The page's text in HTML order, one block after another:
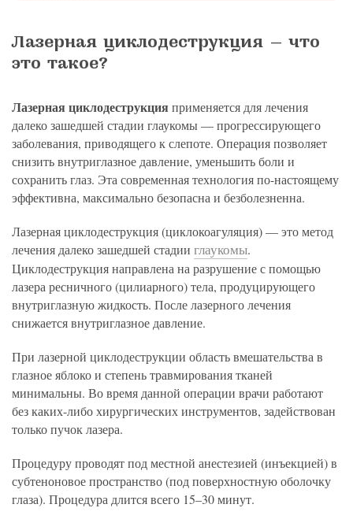
Лазерная циклодеструкция — что
это такое?
Лазерная циклодеструкция применяется для лечения
далеко зашедшей стадии глаукомы — прогрессирующего
заболевания, приводящего к слепоте. Операция позволяет
снизить внутриглазное давление, уменьшить боли и
сохранить глаз. Эта современная технология по-настоящему
эффективна, максимально безопасна и безболезненна.
Лазерная циклодеструкция (циклокоагуляция) — это метод
лечения далеко зашедшей стадии глаукомы.
Циклодеструкция направлена на разрушение с помощью
лазера ресничного (цилиарного) тела, продуцирующего
внутриглазную жидкость. После лазерного лечения
снижается внутриглазное давление.
При лазерной циклодеструкции область вмешательства в
глазное яблоко и степень травмирования тканей
минимальны. Во время данной операции врачи работают
без каких-либо хирургических инструментов, задействован
только пучок лазера.
Процедуру проводят под местной анестезией (инъекцией) в
субтеноновое пространство (под поверхностную оболочку
глаза). Процедура длится всего 15–30 минут.